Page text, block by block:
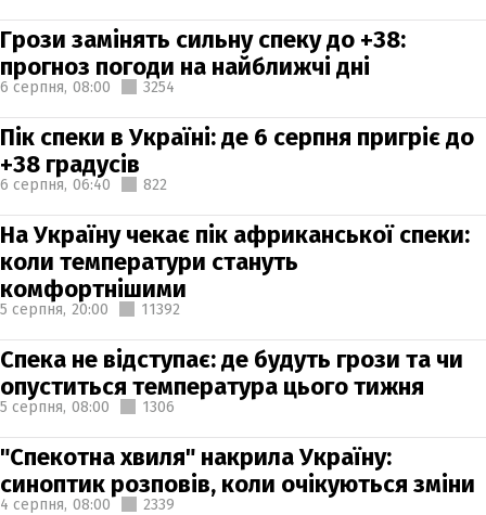
Грози замінять сильну спеку до +38:
прогноз погоди на найближчі дні
6 серпня, 08:00 3254
Пік спеки в Україні: де 6 серпня пригріє до
+38 градусів
6 серпня, 06:40 822
На Україну чекає пік африканської спеки:
коли температури стануть
комфортнішими
5 серпня, 20:00 11392
Спека не відступає: де будуть грози та чи
опуститься температура цього тижня
5 серпня, 08:00 1306
"Спекотна хвиля" накрила Україну:
синоптик розповів, коли очікуються зміни
4 серпня, 08:00 2339